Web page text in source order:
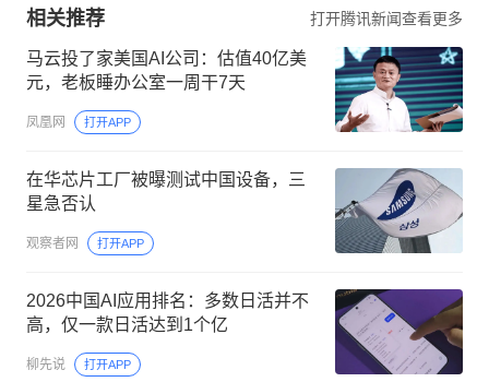
相关推荐 打开腾讯新闻查看更多
马云投了家美国AI公司：估值40亿美
元，老板睡办公室一周干7天
凤凰网 打开APP
在华芯片工厂被曝测试中国设备，三
星急否认
观察者网 打开APP
2026中国AI应用排名：多数日活并不
高，仅一款日活达到1个亿
柳先说 打开APP